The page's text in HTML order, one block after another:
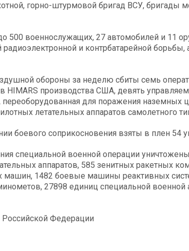
горно-штурмовой бригад ВСУ, бригады
500 военнослужащих, 27 автомобилей и 11
и контрбатарейной
обороны за неделю сбиты семь
HIMARS производства США, девять
для поражения наземных
летательных аппаратов самолетного
боевого соприкосновения взяты в плен 54
специальной военной операции
аппаратов, 585 зенитных ракетных
1482 боевые машины реактивных
27898 единиц специальной военной
Федерации